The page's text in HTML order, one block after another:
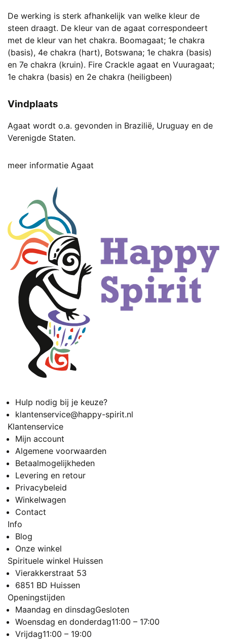
De werking is sterk afhankelijk van welke kleur de
steen draagt. De kleur van de agaat correspondeert
met de kleur van het chakra. Boomagaat; 1e chakra
(basis), 4e chakra (hart), Botswana; 1e chakra (basis)
en 7e chakra (kruin). Fire Crackle agaat en Vuuragaat;
1e chakra (basis) en 2e chakra (heiligbeen)
Vindplaats
Agaat wordt o.a. gevonden in Brazilië, Uruguay en de
Verenigde Staten.
meer informatie Agaat
Hulp nodig bij je keuze?
klantenservice@happy-spirit.nl
Klantenservice
Mijn account
Algemene voorwaarden
Betaalmogelijkheden
Levering en retour
Privacybeleid
Winkelwagen
Contact
Info
Blog
Onze winkel
Spirituele winkel Huissen
Vierakkerstraat 53
6851 BD Huissen
Openingstijden
Maandag en dinsdagGesloten
Woensdag en donderdag11:00 – 17:00
Vrijdag11:00 – 19:00